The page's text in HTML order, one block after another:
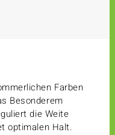
Farben
Besonderem
die Weite
optimalen Halt.